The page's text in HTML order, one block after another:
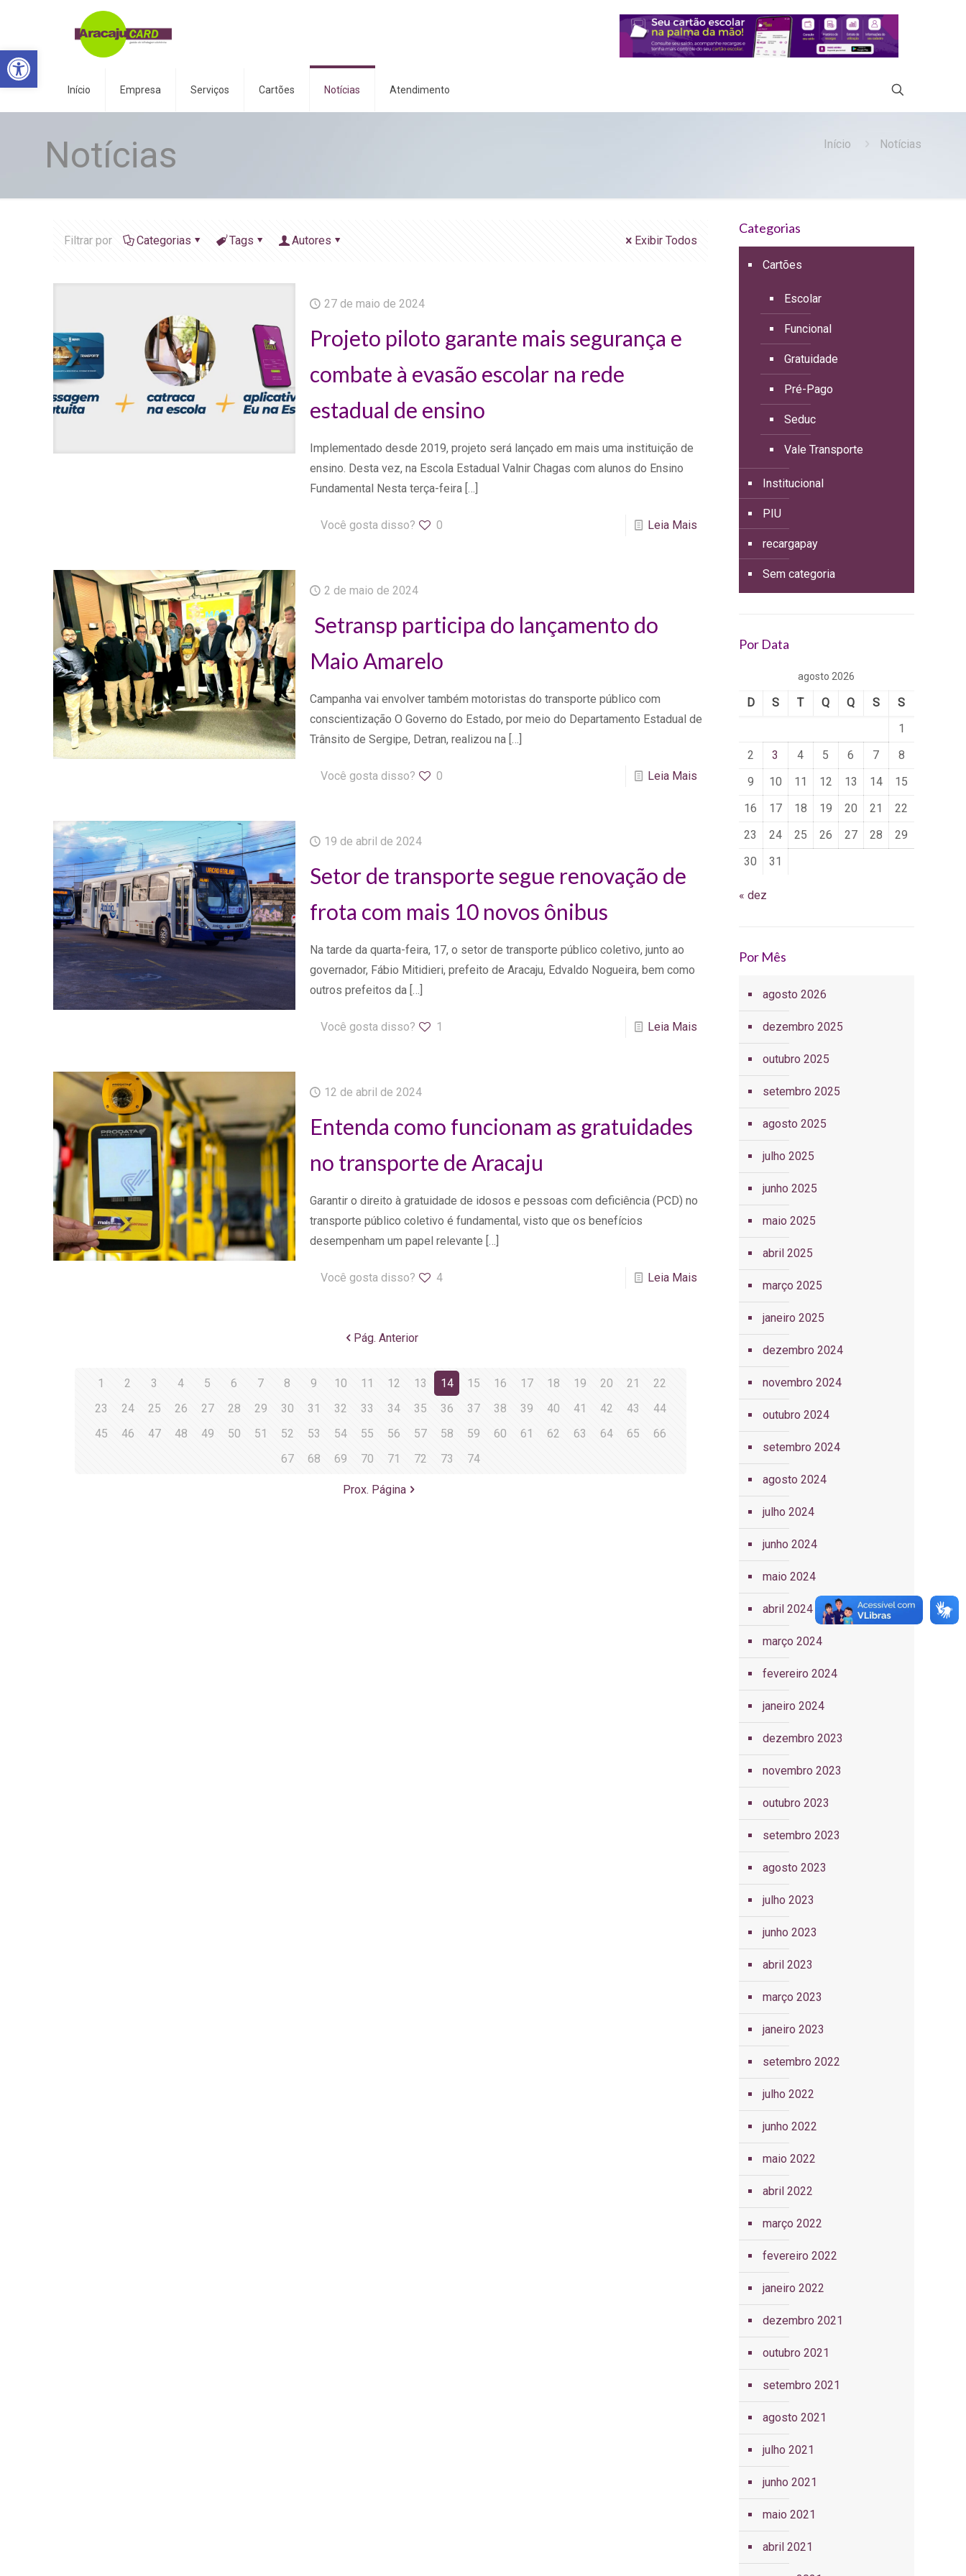
Abrir a barra de ferramentas
Início Empresa Serviços Cartões Notícias Atendimento
Notícias Início Notícias
Filtrar por Categorias Tags Autores Exibir Todos
27 de maio de 2024
Projeto piloto garante mais segurança e
combate à evasão escolar na rede
estadual de ensino
Implementado desde 2019, projeto será lançado em mais uma instituição de
ensino. Desta vez, na Escola Estadual Valnir Chagas com alunos do Ensino
Fundamental Nesta terça-feira[…]
Você gosta disso? 0 Leia Mais
2 de maio de 2024
Setransp participa do lançamento do
Maio Amarelo
Campanha vai envolver também motoristas do transporte público com
conscientização O Governo do Estado, por meio do Departamento Estadual de
Trânsito de Sergipe, Detran, realizou na[…]
Você gosta disso? 0 Leia Mais
19 de abril de 2024
Setor de transporte segue renovação de
frota com mais 10 novos ônibus
Na tarde da quarta-feira, 17, o setor de transporte público coletivo, junto ao
governador, Fábio Mitidieri, prefeito de Aracaju, Edvaldo Nogueira, bem como
outros prefeitos da[…]
Você gosta disso? 1 Leia Mais
12 de abril de 2024
Entenda como funcionam as gratuidades
no transporte de Aracaju
Garantir o direito à gratuidade de idosos e pessoas com deficiência (PCD) no
transporte público coletivo é fundamental, visto que os benefícios
desempenham um papel relevante […]
Você gosta disso? 4 Leia Mais
Pág. Anterior
1 2 3 4 5 6 7 8 9 10 11 12 13 14 15 16 17 18 19 20 21
22
23
24 25 26 27 28 29 30 31 32 33 34 35 36 37 38 39 40 41 42 43
44
45
46 47 48 49 50 51 52 53 54 55 56 57 58 59 60 61 62 63 64 65
66
67
68 69 70 71 72 73 74
Prox. Página
Categorias
Cartões
Escolar
Funcional
Gratuidade
Pré-Pago
Seduc
Vale Transporte
Institucional
PIU
recargapay
Sem categoria
Por Data
agosto 2026
D S T Q Q S
S
1
2
3 4 5 6 7
8
9
10 11 12 13 14
15
16
17 18 19 20 21
22
23
24 25 26 27 28
29
30
31
« dez
Por Mês
agosto 2026
dezembro 2025
outubro 2025
setembro 2025
agosto 2025
julho 2025
junho 2025
maio 2025
abril 2025
março 2025
janeiro 2025
dezembro 2024
novembro 2024
outubro 2024
setembro 2024
agosto 2024
julho 2024
junho 2024
maio 2024
abril 2024
março 2024
fevereiro 2024
janeiro 2024
dezembro 2023
novembro 2023
outubro 2023
setembro 2023
agosto 2023
julho 2023
junho 2023
abril 2023
março 2023
janeiro 2023
setembro 2022
julho 2022
junho 2022
maio 2022
abril 2022
março 2022
fevereiro 2022
janeiro 2022
dezembro 2021
outubro 2021
setembro 2021
agosto 2021
julho 2021
junho 2021
maio 2021
abril 2021